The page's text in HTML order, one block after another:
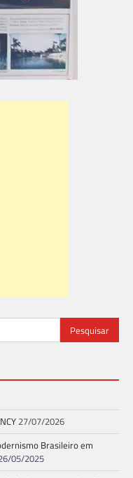
27/07/2026
Brasileiro em
05/2025